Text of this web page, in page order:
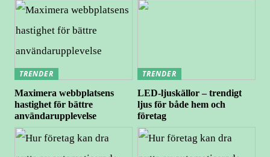
TRENDER
Maximera webbplatsens
hastighet för bättre
användarupplevelse
TRENDER
LED-ljuskällor – trendigt
ljus för både hem och
företag